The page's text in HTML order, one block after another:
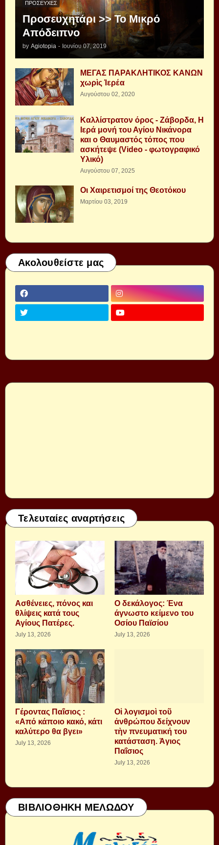
ΠΡΟΣΕΥΧΈΣ
Προσευχητάρι >> Το Μικρό
Απόδειπνο
by Agiotopia - Ιουνίου 07, 2019
ΜΕΓΑΣ ΠΑΡΑΚΛΗΤΙΚΟΣ ΚΑΝΩΝ
χωρὶς Ἱερέα
Αυγούστου 02, 2020
Καλλίστρατον όρος - Ζάβορδα, Η
Ιερά μονή του Αγίου Νικάνορα
και ο Θαυμαστός τόπος που
ασκήτεψε (Video - φωτογραφικό
Υλικό)
Αυγούστου 07, 2025
Οι Χαιρετισμοί της Θεοτόκου
Μαρτίου 03, 2019
Ακολουθείστε μας
Τελευταίες αναρτήσεις
Aσθένειες, πόνος και
θλίψεις κατά τους
Αγίους Πατέρες.
July 13, 2026
Ο δεκάλογος: Ένα
άγνωστο κείμενο του
Οσίου Παϊσίου
July 13, 2026
Γέροντας Παΐσιος :
«Από κάποιο κακό, κάτι
καλύτερο θα βγει»
July 13, 2026
Οἱ λογισμοὶ τοῦ
ἀνθρώπου δείχνουν
τὴν πνευματική του
κατάσταση. Ἁγιος
Παΐσιος
July 13, 2026
ΒΙΒΛΙΟΘΗΚΗ ΜΕΛΩΔΟΥ